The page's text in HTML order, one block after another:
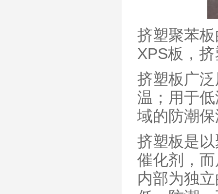
挤塑聚苯
XPS板，
挤塑板 广
温；用于
域的防潮
挤塑板是
催化剂，
内部为独